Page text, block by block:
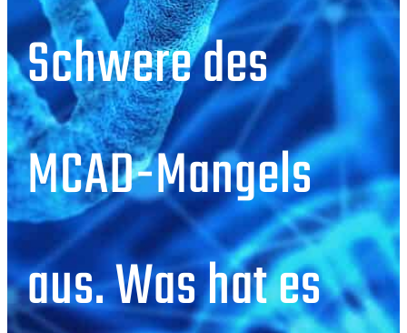
Schwere des
MCAD-Mangels
aus. Was hat es